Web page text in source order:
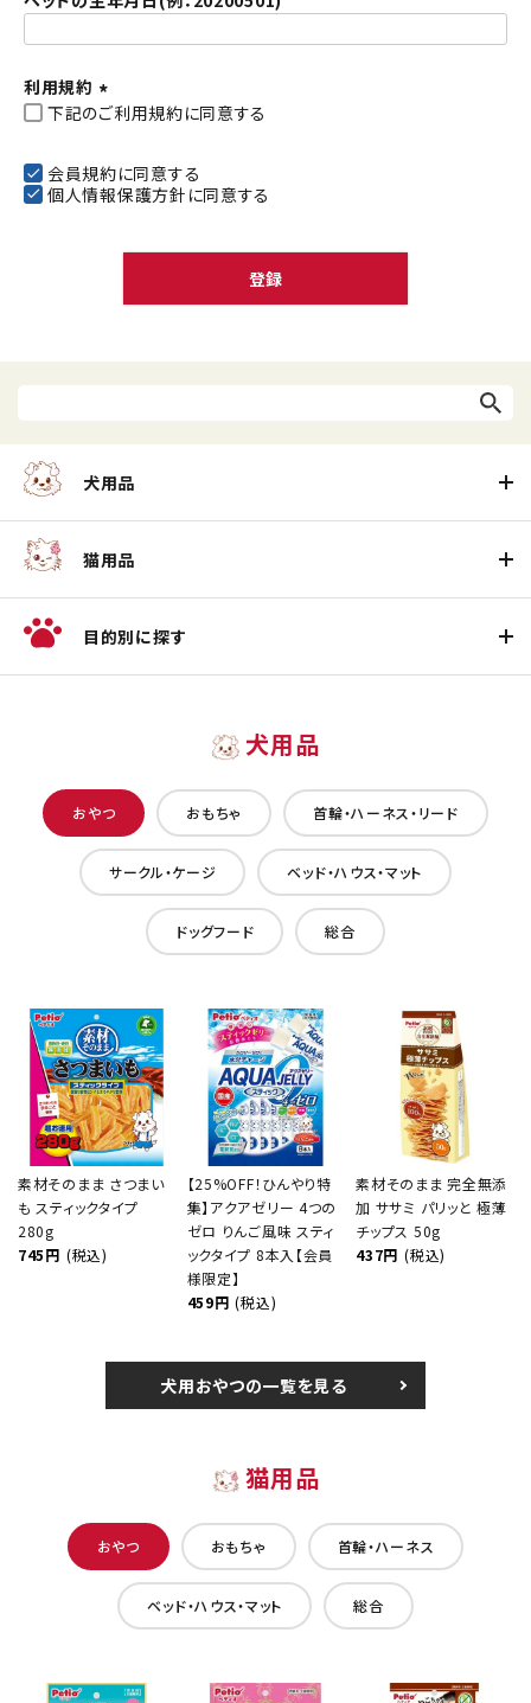
利用規約
(
須
)
下記のご利用規約に同意する
会員規約に同意する
個人情報保護方針 に同意する
登録
犬用品
猫用品
目的別に探す
犬用品
おやつ おもちゃ 首輪・ハーネス・リード
サークル・ケージ ベッド・ハウス・マット
ドッグフード 総合
素材そのまま さつまい
も スティックタイプ
280g
745円 (税込)
【25%OFF！ひんやり特
集】アクアゼリー 4つの
ゼロ りんご風味 スティ
ックタイプ 8本入【会員
様限定】
459円 (税込)
素材そのまま 完全無添
加 ササミ パリッと 極薄
チップス 50g
437円 (税込)
犬用おやつの一覧を見る
猫用品
おやつ おもちゃ 首輪・ハーネス
ベッド・ハウス・マット 総合